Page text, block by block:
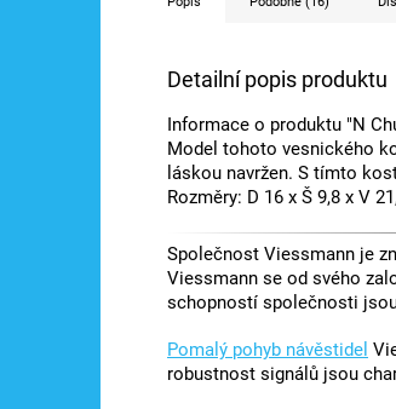
Detailní popis produktu
Informace o produktu "N
Model tohoto vesnického
láskou navržen. S tímto
Rozměry: D 16 x Š 9,8 x V
Společnost Viessmann je
Viessmann se od svého
schopností společnosti
Pomalý pohyb návěstidel
robustnost signálů jsou